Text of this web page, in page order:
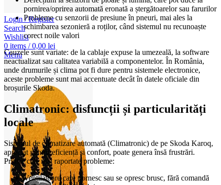
Login / Register
Search
Wishlist
0 items / 0,00 lei
Menu
pornirea/oprirea automată eronată a ștergătoarelor sau farurilor
Probleme cu senzorii de presiune în pneuri, mai ales la
schimbarea sezonieră a roților, când sistemul nu recunoaște
corect noile valori
Cauzele sunt variate: de la cablaje expuse la umezeală, la software
neactualizat sau calitatea variabilă a componentelor. În România,
unde drumurile și clima pot fi dure pentru sistemele electronice,
aceste probleme sunt mai accentuate decât în datele oficiale din
broșurile Skoda.
Climatronic: disfuncții și particularități
locale
Sistemul de climatizare automată (Climatronic) de pe Skoda Karoq,
apreciat pentru eficiență și confort, poate genera însă frustrări.
Printre cele mai raportate probleme:
Ventilatoare care pornesc sau se opresc brusc, fără comandă